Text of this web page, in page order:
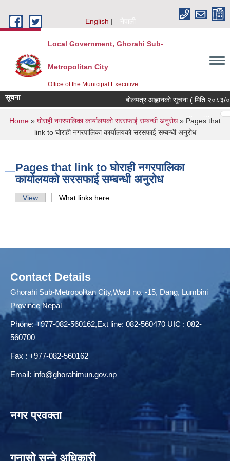
English
नेपाली
Local Government, Ghorahi Sub-
Metropolitan City
Office of the Municipal Executive
सूचना बोलपत्र आह्वानको सूचना ( मिति
Pages
You are here
Home » घोराही नगरपालिका कार्यालयको सरसफाई सम्बन्धी अनुरोध» Pages that
link to घोराही नगरपालिका कार्यालयको सरसफाई सम्बन्धी अनुरोध
Pages that link to घोराही नगरपालिका
कार्यालयको सरसफाई सम्बन्धी अनुरोध
Primary tabs
View What links here
Contact Details
Ghorahi Sub-Metropolitan City,Ward no. -15, Dang, Lumbini
Province Nepal
Phone: +977-082-560162,Ext line: 082-560470 UIC : 082-
560700
Fax : +977-082-560162
Email: info@ghorahimun.gov.np
नगर प्रवक्ता
गुनासो सुन्‍ने अधिकारी